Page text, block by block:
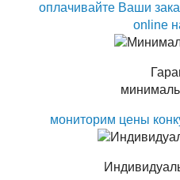
оплачивайте Ваши
online
мониторим цены